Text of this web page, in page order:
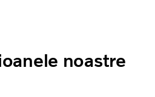
noastre